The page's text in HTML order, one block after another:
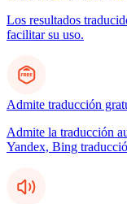
Los resultados
facilitar su uso.
Admite traducción
Admite la traducción
Yandex, Bing